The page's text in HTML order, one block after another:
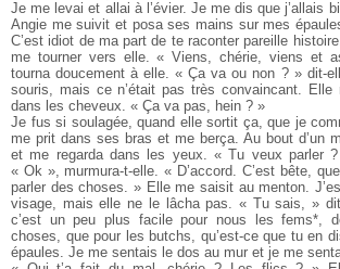
Je me levai et allai à l’évier. Je me dis que j’allais
Angie me suivit et posa ses mains sur mes
C’est idiot de ma part de te raconter pareille
me tourner vers elle. « Viens, chérie, viens et
tourna doucement à elle. « Ça va ou non ? » dit-
souris, mais ce n’était pas très convaincant. Elle
dans les cheveux. « Ça va pas, hein ? »
Je fus si soulagée, quand elle sortit ça, que je
me prit dans ses bras et me berça. Au bout d’un
et me regarda dans les yeux. « Tu veux parler
« Ok », murmura-t-elle. « D’accord. C’est bête,
parler des choses. » Elle me saisit au menton.
visage, mais elle ne le lâcha pas. « Tu sais, »
c’est un peu plus facile pour nous les fems*,
choses, que pour les butchs, qu’est-ce que tu en
épaules. Je me sentais le dos au mur et je me